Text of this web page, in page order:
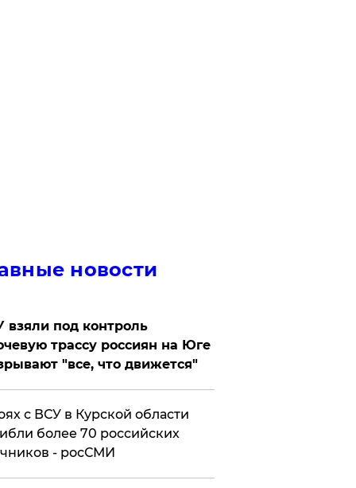
новости
взяли под контроль
трассу россиян на Юге
"все, что движется"
с ВСУ в Курской области
более 70 российских
- росСМИ